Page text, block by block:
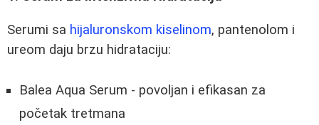
Serumi sa hijaluronskom kiselinom, pantenolom i
ureom daju brzu hidrataciju:
Balea Aqua Serum - povoljan i efikasan za
početak tretmana